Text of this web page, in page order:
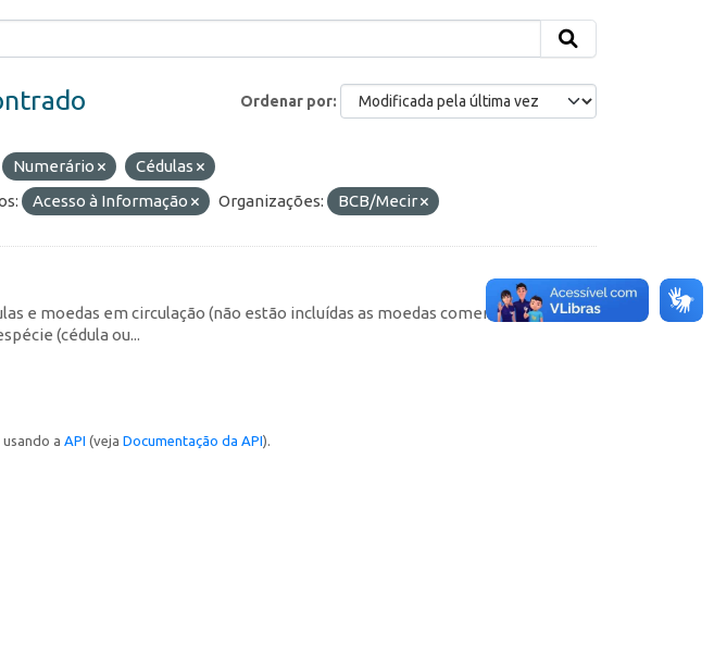
Ordenar por
Numerário
Cédulas
Acesso à Informação Organizações: BCB/Mecir
e moedas em circulação (não estão incluídas as moedas comemorativas). As
(cédula ou...
a API (veja Documentação da API).